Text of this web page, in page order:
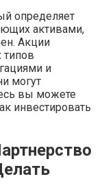
определяет
активами,
Акции
типов
и
могут
вы можете
инвестировать